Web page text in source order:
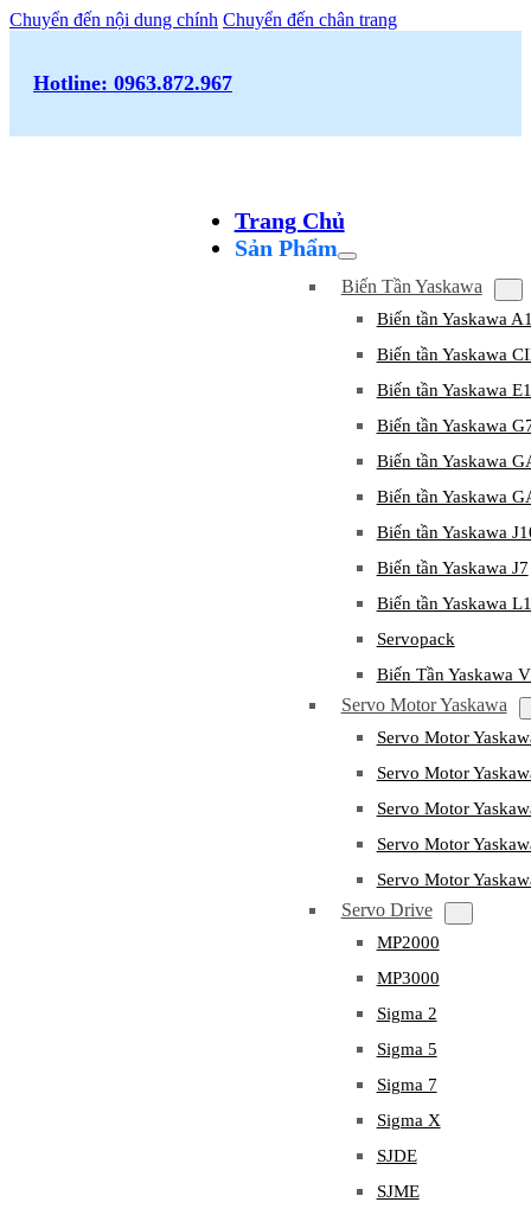
Chuyển đến nội dung chính Chuyển đến chân trang
Hotline: 0963.872.967
Trang Chủ
Sản Phẩm
Biến Tần Yaskawa
Biến tần Yaskawa
Biến tần Yaskawa
Biến tần Yaskawa
Biến tần Yaskawa
Biến tần Yaskawa
Biến tần Yaskawa
Biến tần Yaskawa
Biến tần Yaskawa J7
Biến tần Yaskawa
Servopack
Biến Tần Yaskawa
Servo Motor Yaskawa
Servo Motor
Servo Motor
Servo Motor
Servo Motor
Servo Motor
Servo Drive
MP2000
MP3000
Sigma 2
Sigma 5
Sigma 7
Sigma X
SJDE
SJME